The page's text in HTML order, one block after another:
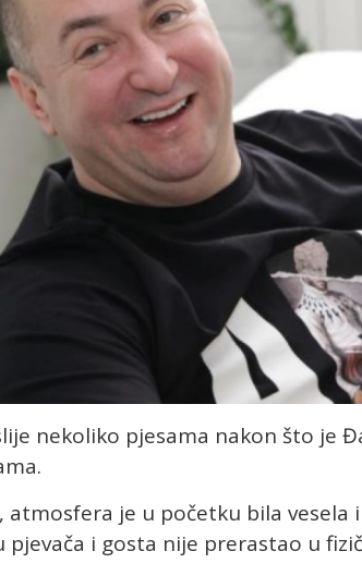
nekoliko pjesama nakon što je
atmosfera je u početku bila vesela
pjevača i gosta nije prerastao u